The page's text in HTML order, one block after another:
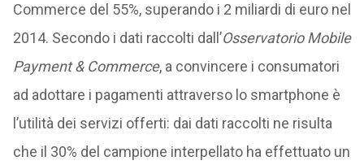
Commerce del 55%, superando i 2 miliardi di euro nel
2014. Secondo i dati raccolti dall’Osservatorio Mobile
Payment & Commerce, a convincere i consumatori
ad adottare i pagamenti attraverso lo smartphone è
l’utilità dei servizi offerti: dai dati raccolti ne risulta
che il 30% del campione interpellato ha effettuato un